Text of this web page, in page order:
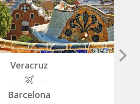
Veracruz
Barcelona